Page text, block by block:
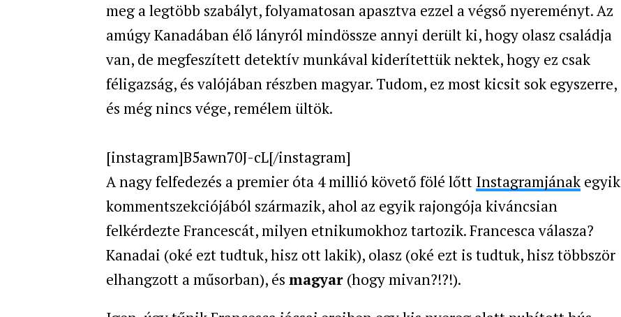
meg a legtöbb szabályt, folyamatosan apasztva ezzel a végső nyereményt. Az
amúgy Kanadában élő lányról mindössze annyi derült ki, hogy olasz családja
van, de megfeszített detektív munkával kiderítettük nektek, hogy ez csak
féligazság, és valójában részben magyar. Tudom, ez most kicsit sok egyszerre,
és még nincs vége, remélem ültök.
[instagram]B5awn70J-cL[/instagram]
A nagy felfedezés a premier óta 4 millió követő fölé lőtt Instagramjának egyik
kommentszekciójából származik, ahol az egyik rajongója kiváncsian
felkérdezte Francescát, milyen etnikumokhoz tartozik. Francesca válasza?
Kanadai (oké ezt tudtuk, hisz ott lakik), olasz (oké ezt is tudtuk, hisz többször
elhangzott a műsorban), és magyar (hogy mivan?!?!).